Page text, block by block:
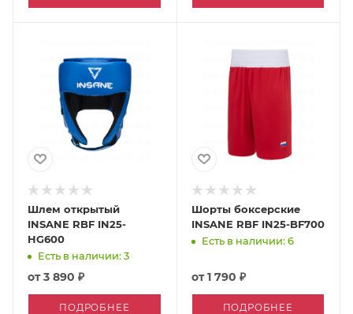
Шлем открытый
INSANE RBF IN25-
HG600
Есть в наличии: 3
от3 890 ₽
ПОДРОБНЕЕ
Шорты боксерские
INSANE RBF IN25-BF700
Есть в наличии: 6
от1 790 ₽
ПОДРОБНЕЕ